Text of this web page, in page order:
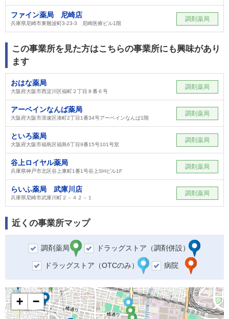
ファイン薬局 尼崎店
兵庫県尼崎市東難波町3-23-3 尼崎医療ビル1階
調剤薬局
この事業所を見た方はこちらの事業所にも興味があり
ます
おはな薬局
大阪府大阪市西淀川区福町２丁目８番６号
調剤薬局
アーベインなんば薬局
大阪府大阪市浪速区湊町2丁目1番34号アーベインなんば1階
調剤薬局
といろ薬局
大阪府大阪市福島区福島6丁目9番15号101号室
調剤薬局
谷上ロイヤル薬局
兵庫県神戸市北区谷上東町1番1号谷上SHビル1F
調剤薬局
らいふ薬局 武庫川店
兵庫県尼崎市武庫川町２－４２－１
調剤薬局
近くの事業所マップ
調剤薬局 ドラッグストア（調剤併設）
ドラッグストア（OTCのみ） 病院
+ −